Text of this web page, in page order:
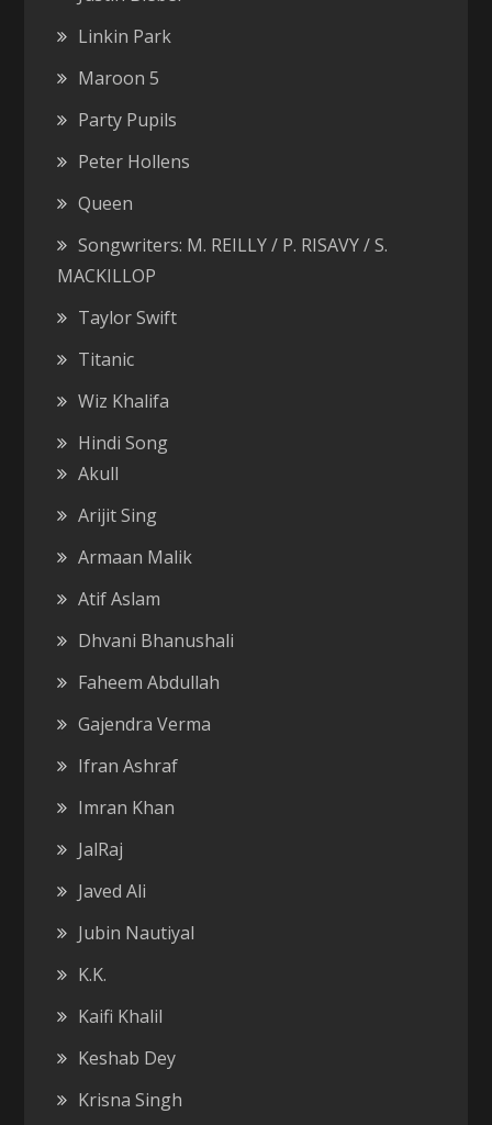
Linkin Park
Maroon 5
Party Pupils
Peter Hollens
Queen
Songwriters: M. REILLY / P. RISAVY / S.
MACKILLOP
Taylor Swift
Titanic
Wiz Khalifa
Hindi Song
Akull
Arijit Sing
Armaan Malik
Atif Aslam
Dhvani Bhanushali
Faheem Abdullah
Gajendra Verma
Ifran Ashraf
Imran Khan
JalRaj
Javed Ali
Jubin Nautiyal
K.K.
Kaifi Khalil
Keshab Dey
Krisna Singh